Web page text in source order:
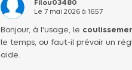
Filou03480
Le 7 mai 2026à 16:57
Bonjour, à l'usage, le
le temps, ou faut-il prévoir un
aide.